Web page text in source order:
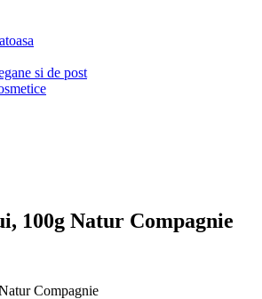
si de post
100g Natur Compagnie
Compagnie